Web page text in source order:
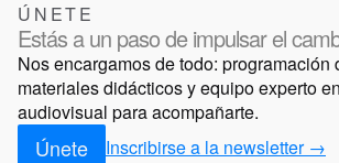
ÚNETE
Estás a un paso de impulsar el
Nos encargamos de todo: programación
materiales didácticos y equipo experto
audiovisual para acompañarte.
Únete Inscribirse a la newsletter →